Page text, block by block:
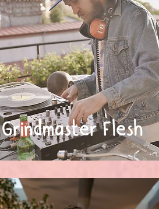
Grindmaster Flesh